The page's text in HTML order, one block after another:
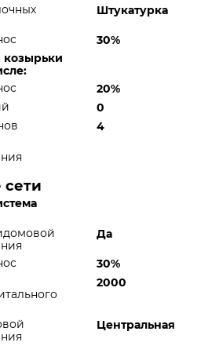
Штукатурка
30%
20%
0
4
Да
30%
2000
Центральная